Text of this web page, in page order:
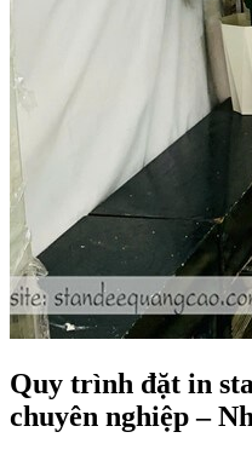
Quy trình đặt in
chuyên nghiệp –